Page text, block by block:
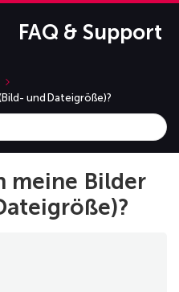
FAQ & Support
und Dateigröße)?
meine Bilder